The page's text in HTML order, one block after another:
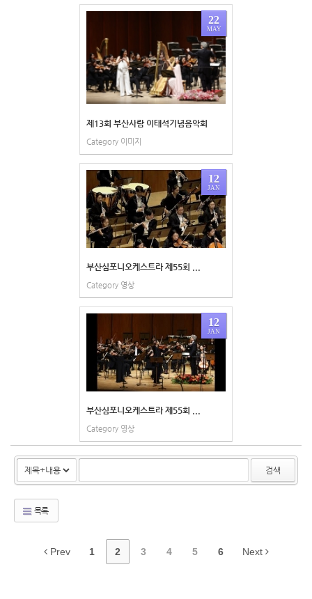
22
MAY
제13회 부산사람 이태석기념음악회
Category 이미지
12
JAN
부산심포니오케스트라 제55회 ...
Category 영상
12
JAN
부산심포니오케스트라 제55회 ...
Category 영상
검색
목록
Prev 1 2 3 4 5 6 Next